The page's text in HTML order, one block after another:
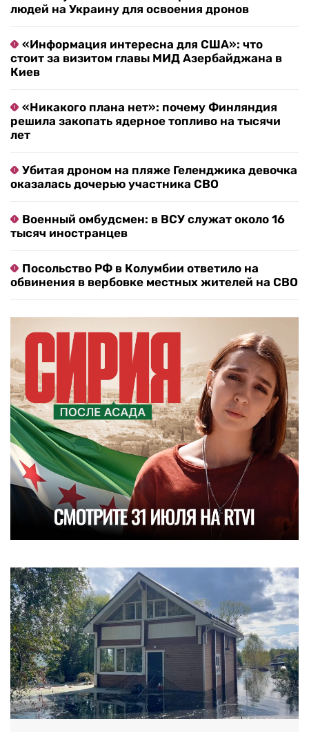
людей на Украину для освоения дронов
«Информация интересна для США»: что
стоит за визитом главы МИД Азербайджана в
Киев
«Никакого плана нет»: почему Финляндия
решила закопать ядерное топливо на тысячи
лет
Убитая дроном на пляже Геленджика девочка
оказалась дочерью участника СВО
Военный омбудсмен: в ВСУ служат около 16
тысяч иностранцев
Посольство РФ в Колумбии ответило на
обвинения в вербовке местных жителей на СВО